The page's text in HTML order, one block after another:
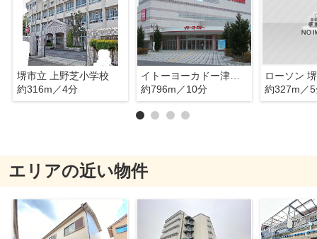
堺市立 上野芝小学校
約316m／4分
イトーヨーカドー津久野店
約796m／10分
ローソン
約327m／
エリアの近い物件